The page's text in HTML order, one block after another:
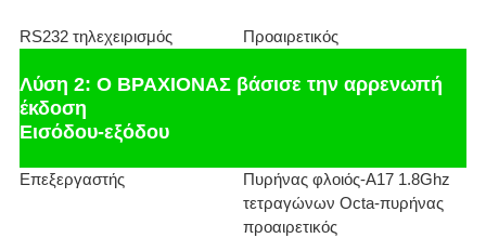
RS232 τηλεχειρισμός Προαιρετικός
Λύση 2: Ο ΒΡΑΧΙΟΝΑΣ βάσισε την αρρενωπή
έκδοση
Εισόδου-εξόδου
Επεξεργαστής
Πυρήνας φλοιός-A17 1.8Ghz
τετραγώνων Octa-πυρήνας
προαιρετικός